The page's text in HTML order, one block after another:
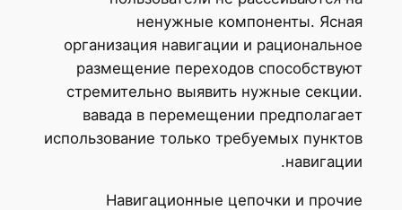
ненужные компоненты. Ясная
организация навигации и рациональное
размещение переходов способствуют
стремительно выявить нужные секции.
вавада в перемещении предполагает
использование только требуемых пунктов
навигации.
Навигационные цепочки и прочие